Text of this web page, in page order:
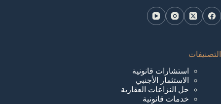
التصنيفات
استشارات قانونية
الاستثمار الأجنبي
حل النزاعات العقارية
خدمات قانونية